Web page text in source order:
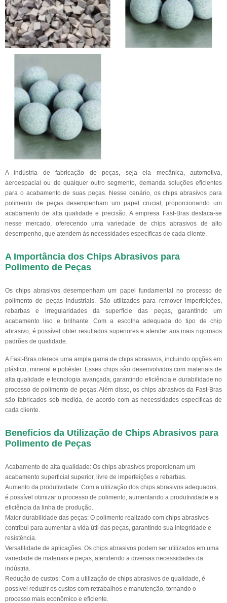
A indústria de fabricação de peças, seja ela mecânica, automotiva,
aeroespacial ou de qualquer outro segmento, demanda soluções eficientes
para o acabamento de suas peças. Nesse cenário, os chips abrasivos para
polimento de peças desempenham um papel crucial, proporcionando um
acabamento de alta qualidade e precisão. A empresa Fast-Bras destaca-se
nesse mercado, oferecendo uma variedade de chips abrasivos de alto
desempenho, que atendem às necessidades específicas de cada cliente.
A Importância dos Chips Abrasivos para
Polimento de Peças
Os chips abrasivos desempenham um papel fundamental no processo de
polimento de peças industriais. São utilizados para remover imperfeições,
rebarbas e irregularidades da superfície das peças, garantindo um
acabamento liso e brilhante. Com a escolha adequada do tipo de chip
abrasivo, é possível obter resultados superiores e atender aos mais rigorosos
padrões de qualidade.
A Fast-Bras oferece uma ampla gama de chips abrasivos, incluindo opções em
plástico, mineral e poliéster. Esses chips são desenvolvidos com materiais de
alta qualidade e tecnologia avançada, garantindo eficiência e durabilidade no
processo de polimento de peças. Além disso, os chips abrasivos da Fast-Bras
são fabricados sob medida, de acordo com as necessidades específicas de
cada cliente.
Benefícios da Utilização de Chips Abrasivos para
Polimento de Peças
Acabamento de alta qualidade: Os chips abrasivos proporcionam um
acabamento superficial superior, livre de imperfeições e rebarbas.
Aumento da produtividade: Com a utilização dos chips abrasivos adequados,
é possível otimizar o processo de polimento, aumentando a produtividade e a
eficiência da linha de produção.
Maior durabilidade das peças: O polimento realizado com chips abrasivos
contribui para aumentar a vida útil das peças, garantindo sua integridade e
resistência.
Versatilidade de aplicações: Os chips abrasivos podem ser utilizados em uma
variedade de materiais e peças, atendendo a diversas necessidades da
indústria.
Redução de custos: Com a utilização de chips abrasivos de qualidade, é
possível reduzir os custos com retrabalhos e manutenção, tornando o
processo mais econômico e eficiente.